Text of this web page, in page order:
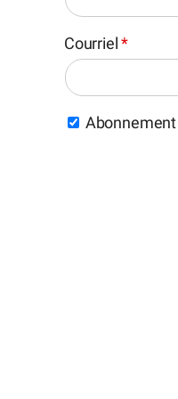
Courriel*